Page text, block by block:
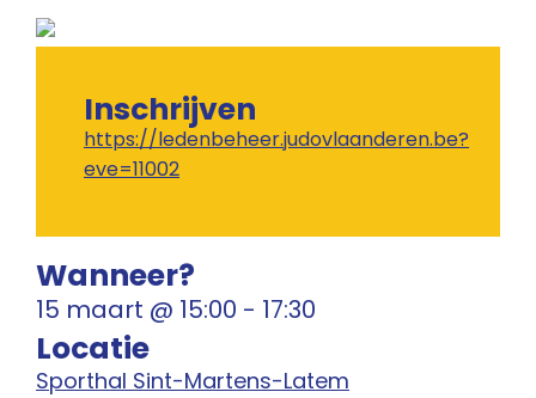
Inschrijven
https://ledenbeheer.judovlaanderen.be?
eve=11002
Wanneer?
15 maart @ 15:00 - 17:30
Locatie
Sporthal Sint-Martens-Latem